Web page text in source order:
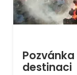
destinaci